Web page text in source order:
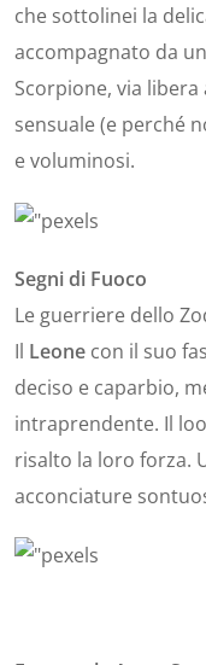
che sottolinei la
accompagnato da
Scorpione, via
sensuale (e perché
e voluminosi.
Segni di Fuoco
Le guerriere dello
Il Leone con il suo
deciso e caparbio,
intraprendente. Il
risalto la loro forza.
acconciature